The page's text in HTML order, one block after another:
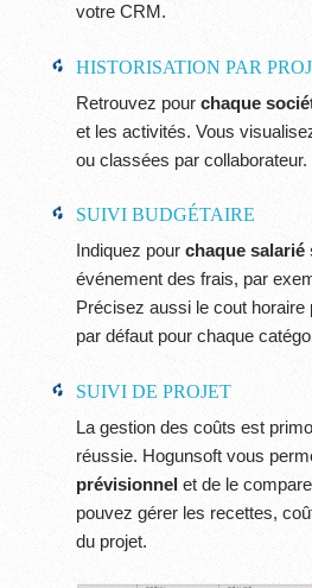
votre CRM.
HISTORISATION PAR
Retrouvez pourchaque
et les activités. Vous
ou classées par collaborateur.
SUIVI BUDGÉTAIRE
Indiquez pourchaque
événement des frais, par
Précisez aussi le cout horaire
par défaut pour chaque
SUIVI DE PROJET
La gestion des coûts est
réussie. Hogunsoft vous
prévisionnel et de le
pouvez gérer les recettes,
du projet.